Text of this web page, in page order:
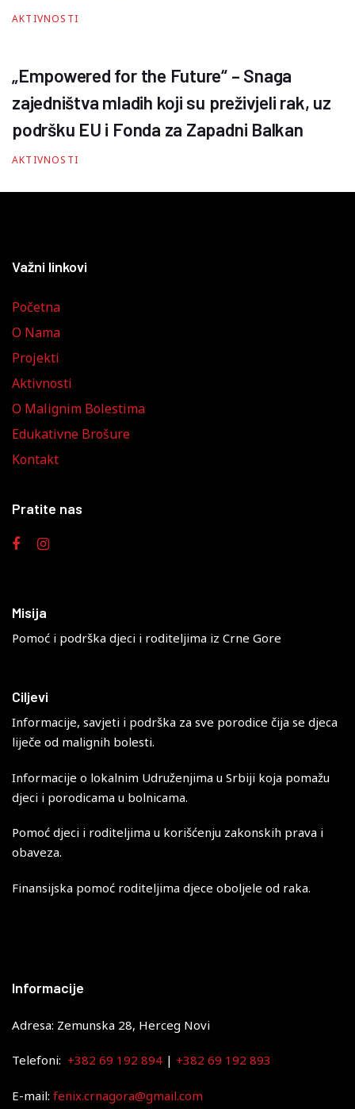
AKTIVNOSTI
„Empowered for the Future“ – Snaga
zajedništva mladih koji su preživjeli rak, uz
podršku EU i Fonda za Zapadni Balkan
AKTIVNOSTI
Važni linkovi
Početna
O Nama
Projekti
Aktivnosti
O Malignim Bolestima
Edukativne Brošure
Kontakt
Pratite nas
Misija
Pomoć i podrška djeci i roditeljima iz Crne Gore
Ciljevi
Informacije, savjeti i podrška za sve porodice čija se djeca
liječe od malignih bolesti.
Informacije o lokalnim Udruženjima u Srbiji koja pomažu
djeci i porodicama u bolnicama.
Pomoć djeci i roditeljima u korišćenju zakonskih prava i
obaveza.
Finansijska pomoć roditeljima djece oboljele od raka.
Informacije
Adresa: Zemunska 28, Herceg Novi
Telefoni: +382 69 192 894 | +382 69 192 893
E-mail: fenix.crnagora@gmail.com